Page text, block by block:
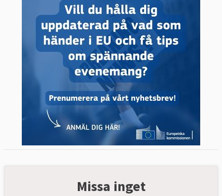
Missa inget